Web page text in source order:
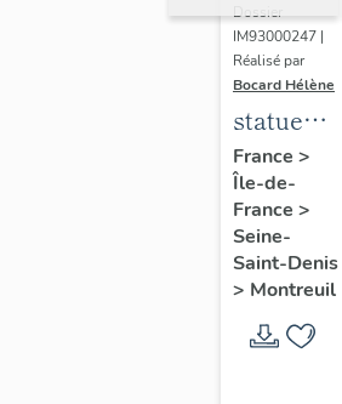
Dossier
IM93000247 |
Réalisé par
Bocard Hélène
statues
colossales
: le
discobole,
le
tennisman
France >
Île-de-
France >
Seine-
Saint-Denis
> Montreuil